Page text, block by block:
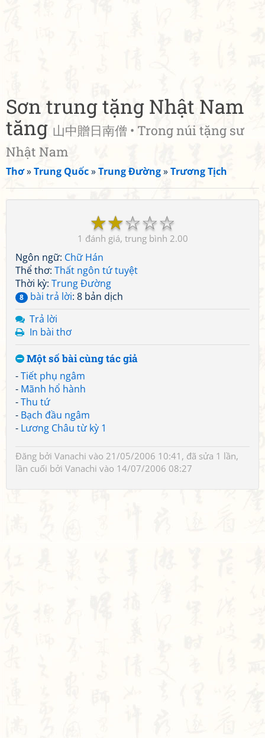
Sơn trung tặng Nhật Nam
tăng 山中贈日南僧 • Trong núi tặng sư
Nhật Nam
Thơ»Trung Quốc»Trung Đường»Trương Tịch
☆
☆
☆
☆
☆
1 2.00
Ngôn ngữ: Chữ Hán
Thể thơ: Thất ngôn tứ tuyệt
Thời kỳ: Trung Đường
8 bài trả lời: 8 bản dịch
Trả lời
In bài thơ
Một số bài cùng tác giả
-Tiết phụ ngâm
- Mãnh hổ hành
-Thu tứ
- Bạch đầu ngâm
- Lương Châu từ kỳ 1
Đăng bởi Vanachi vào 21/05/2006 10:41, đã sửa 1 lần,
lần cuối bởi Vanachi vào 14/07/2006 08:27